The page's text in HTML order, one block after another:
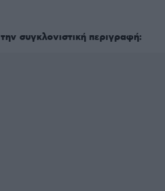
συγκλονιστική περιγραφή: